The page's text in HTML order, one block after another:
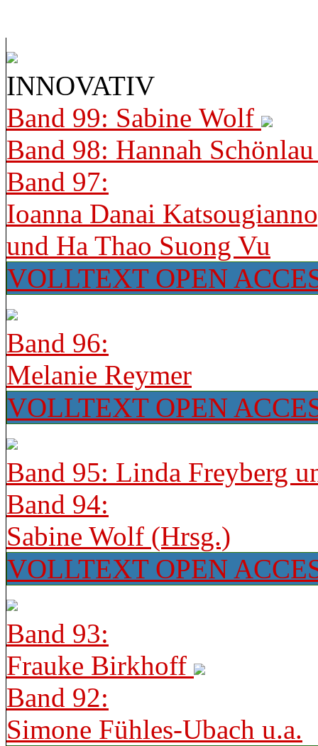
INNOVATIV
Band 99: Sabine Wolf
Band 98: Hannah
Band 97:
Ioanna Danai
und Ha Thao Suong Vu
VOLLTEXT OPEN
Band 96:
Melanie Reymer
VOLLTEXT OPEN
Band 95: Linda Freyberg
Band 94:
Sabine Wolf (Hrsg.)
VOLLTEXT OPEN
Band 93:
Frauke Birkhoff
Band 92:
Simone Fühles-Ubach u.a.